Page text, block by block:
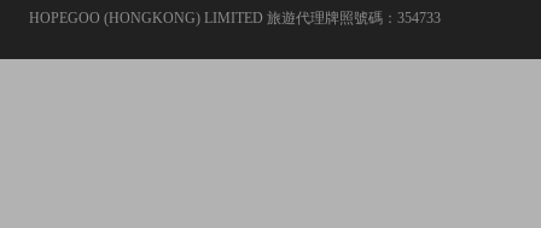
HOPEGOO (HONGKONG) LIMITED 旅遊代理牌照號碼：354733